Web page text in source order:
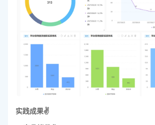
实践成果✌️